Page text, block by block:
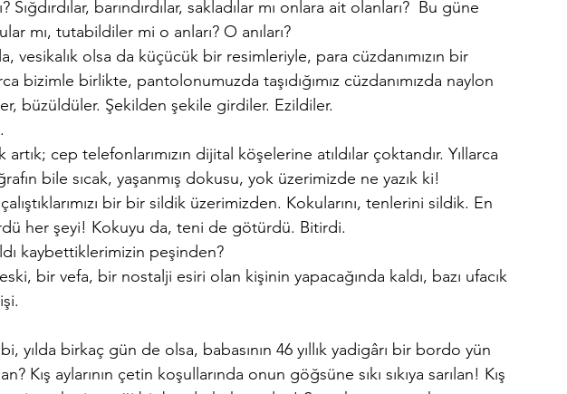
Sığdırdılar, barındırdılar, sakladılar mı onlara ait olanları?  Bu güne
mı, tutabildiler mi o anları? O anıları?
vesikalık olsa da küçücük bir resimleriyle, para cüzdanımızın bir
bizimle birlikte, pantolonumuzda taşıdığımız cüzdanımızda naylon
büzüldüler. Şekilden şekile girdiler. Ezildiler.
cep telefonlarımızın dijital köşelerine atıldılar çoktandır. Yıllarca
bile sıcak, yaşanmış dokusu, yok üzerimizde ne yazık ki!
bir bir sildik üzerimizden. Kokularını, tenlerini sildik. En
her şeyi! Kokuyu da, teni de götürdü. Bitirdi.
kaybettiklerimizin peşinden?
bir vefa, bir nostalji esiri olan kişinin yapacağında kaldı, bazı ufacık
Kış aylarının çetin koşullarında onun göğsüne sıkı sıkıya sarılan! Kış